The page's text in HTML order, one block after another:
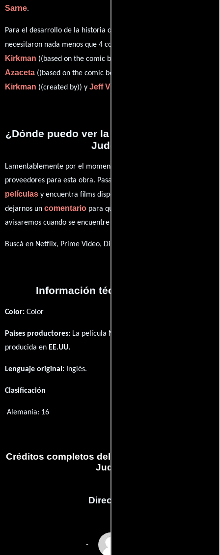
Sarne.
Para el desarrollo de la historia que cuenta esta obra, se
necesitaron nada menos que 4 colaboraciones.
Kirkman ((based on the comic book series by) and),
Azaceta ((based on the comic book series by)),
Kirkman ((created by)) y Jeff Vlaming
¿Dónde puedo ver la series Not My Job to
Judge?
Lamentablemente por el momento no contamos con enlaces a
proveedores para esta obra. Pasa por nuestro catálogo de
películas y encuentra films disponibles. También puedes
dejarnos un comentario para que le demos prioridad y te
avisaremos cuando se encuentre disponible
Buscá en Netflix, Prime Video, Disney+
Información técnica y general
Color: Color
Paises productores: La película Not My Job to Judge fué
producida en EE.UU.
Lenguaje original: Inglés.
Clasificación
Alemania: 16
Créditos completos del capítulo Not My Job to
Judge
Dirección
-